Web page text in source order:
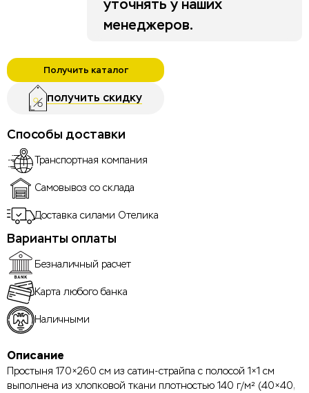
уточнять у наших
менеджеров.
Получить каталог
получить скидку
Способы доставки
Транспортная компания
Самовывоз со склада
Доставка силами Отелика
Варианты оплаты
Безналичный расчет
Карта любого банка
Наличными
Описание
Простыня 170×260 см из сатин-страйпа с полосой 1×1 см
выполнена из хлопковой ткани плотностью 140 г/м² (40×40,